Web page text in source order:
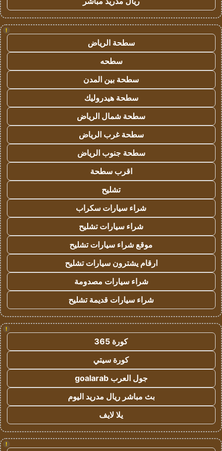
!
سطحة الرياض
سطحه
سطحة بين المدن
سطحة هيدروليك
سطحة شمال الرياض
سطحة غرب الرياض
سطحة جنوب الرياض
اقرب سطحة
تشليح
شراء سيارات سكراب
شراء سيارات تشليح
موقع شراء سيارات تشليح
ارقام يشترون سيارات تشليح
شراء سيارات مصدومة
شراء سيارات قديمة تشليح
!
كورة 365
كورة سيتي
جول العرب goalarab
بث مباشر ريال مدريد اليوم
يلا لايف
!